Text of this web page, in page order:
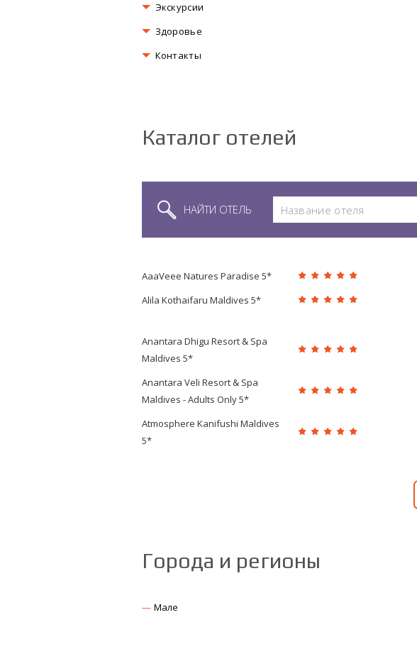
Экскурсии
Здоровье
Контакты
Каталог отелей
НАЙТИ ОТЕЛЬ
AaaVeee Natures Paradise 5*
Alila Kothaifaru Maldives 5*
Anantara Dhigu Resort & Spa
Maldives 5*
Anantara Veli Resort & Spa
Maldives - Adults Only 5*
Atmosphere Kanifushi Maldives
5*
Города и регионы
Мале